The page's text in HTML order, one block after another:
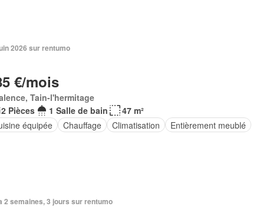
2026 sur rentumo
€/mois
Tain-l'hermitage
2 Pièces
1 Salle de bain
47 m²
équipée
Chauffage Climatisation Entièrement meublé
2 semaines, 3 jours sur rentumo